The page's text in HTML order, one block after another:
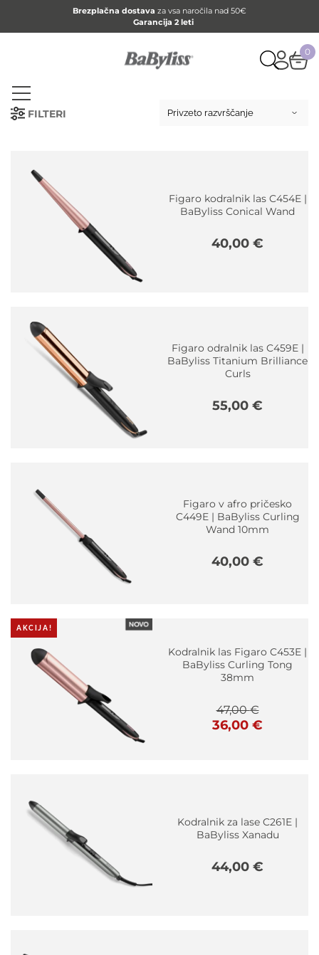
Brezplačna dostava za vsa naročila nad 50€
Garancija 2 leti
0
FILTERI
Figaro kodralnik las C454E |
BaByliss Conical Wand
40,00 €
Figaro odralnik las C459E |
BaByliss Titanium Brilliance
Curls
55,00 €
Figaro v afro pričesko
C449E | BaByliss Curling
Wand 10mm
40,00 €
Kodralnik las Figaro C453E |
BaByliss Curling Tong
38mm
AKCIJA!
47,00€
36,00 €
Trenutna
Kodralnik za lase C261E |
BaByliss Xanadu
44,00 €